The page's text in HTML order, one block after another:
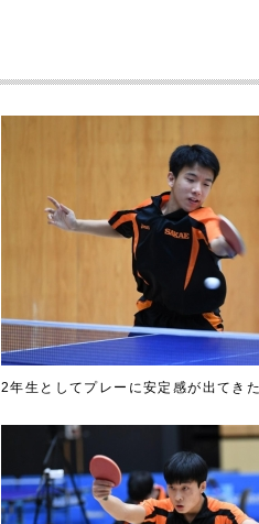
2年生としてプレーに安定感が出てき